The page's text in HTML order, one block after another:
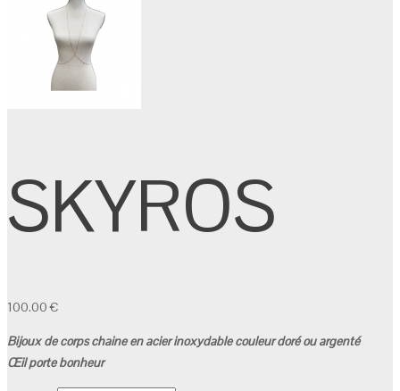
SKYROS
100.00€
Bijoux de corps chaine en acier inoxydable couleur doré ou argenté
Œil porte bonheur